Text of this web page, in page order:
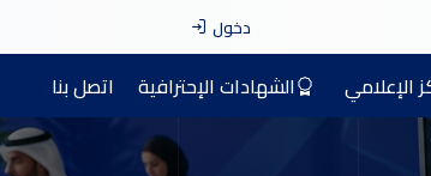
دخول
الإعلامي الشهادات الإحترافية اتصل بنا